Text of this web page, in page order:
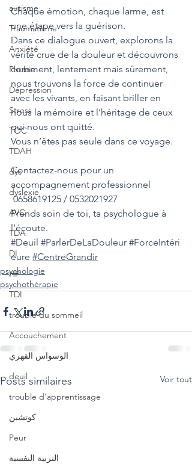
autisme
Traumatisme
Anxiété
Phobie
Dépression
Stress
TOC
TDAH
dys
dyslexie
AVC
TDA
DI
HP
TDI
trouble du sommeil
Accouchement
الوسواس القهري
deuil
trouble d'apprentissage
كوتشين
Peur
التربية النفسية
Chaque émotion, chaque larme, est
une étape vers la guérison.
Dans ce dialogue ouvert, explorons la
vérité crue de la douleur et découvrons
comment, lentement mais sûrement,
nous trouvons la force de continuer
avec les vivants, en faisant briller en
nous la mémoire et l’héritage de ceux
qui nous ont quitté.
Vous n’êtes pas seule dans ce voyage.
Contactez-nous pour un
accompagnement professionnel
0658619125 / 0532021927
Prends soin de toi, ta psychologue à
l’écoute.
#Deuil #ParlerDeLaDouleur #ForceIntéri
eure #CentreGrandir
psychologie
psychothérapie
Posts similaires Voir tout